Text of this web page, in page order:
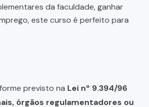
da faculdade, ganhar
este curso é perfeito para
previsto na Lei nº 9.394/96
órgãos regulamentadores ou